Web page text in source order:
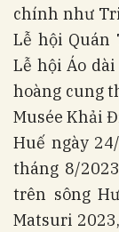
chính như
Lễ hội Quán
Lễ hội Áo
hoàng cung
Musée Khải
Huế ngày
tháng 8/
trên sông
Matsuri